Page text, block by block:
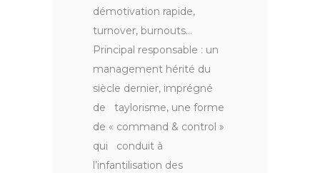
démotivation rapide,
turnover, burnouts…
Principal responsable : un
management hérité du
siècle dernier, imprégné
de taylorisme, une forme
de « command & control »
qui conduit à
l’infantilisation des